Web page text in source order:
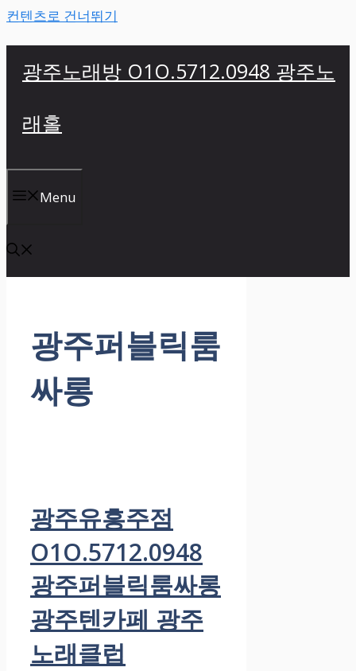
컨텐츠로 건너뛰기
광주노래방 O1O.5712.0948 광주노
래홀
Menu
광주퍼블릭룸
싸롱
광주유흥주점
O1O.5712.0948
광주퍼블릭룸싸롱
광주텐카페 광주
노래클럽